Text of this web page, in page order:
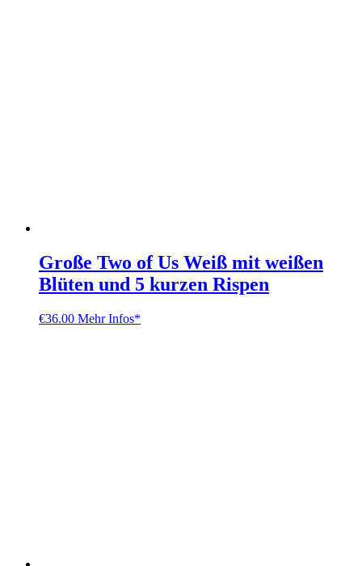
Große Two of Us Weiß mit weißen
Blüten und 5 kurzen Rispen
€36.00 Mehr Infos*